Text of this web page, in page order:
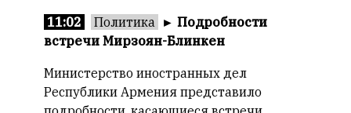
11:02 Политика ► Подробности
встречи Мирзоян-Блинкен
Министерство иностранных дел
Республики Армения представило